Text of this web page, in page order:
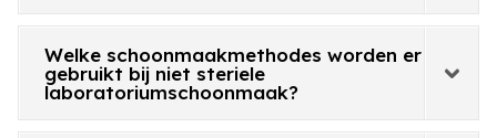
Welke schoonmaakmethodes worden er
gebruikt bij niet steriele
laboratoriumschoonmaak?